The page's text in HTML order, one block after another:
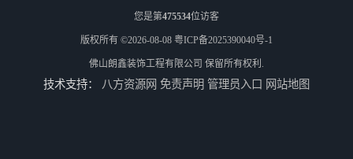
您是第475534位访客
版权所有 ©2026-08-08 粤ICP备2025390040号-1
佛山朗鑫装饰工程有限公司 保留所有权利.
技术支持： 八方资源网 免责声明 管理员入口 网站地图